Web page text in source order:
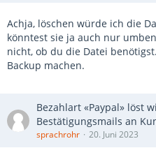
Achja, löschen würde ich die
könntest sie ja auch nur
nicht, ob du die Datei
Backup machen.
Bezahlart «Paypal» löst
Bestätigungsmails an
sprachrohr 20. Juni 2023